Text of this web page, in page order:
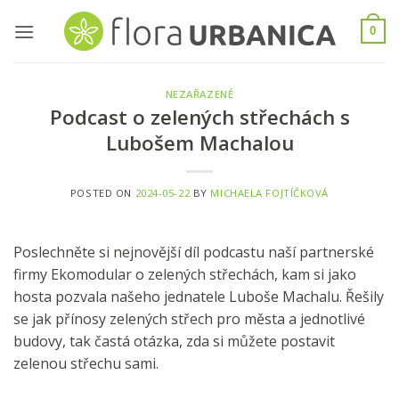
0
NEZAŘAZENÉ
Podcast o zelených střechách s
Lubošem Machalou
POSTED ON 2024-05-22 BY MICHAELA FOJTÍČKOVÁ
Poslechněte si nejnovější díl podcastu naší partnerské
firmy Ekomodular o zelených střechách, kam si jako
hosta pozvala našeho jednatele Luboše Machalu. Řešily
se jak přínosy zelených střech pro města a jednotlivé
budovy, tak častá otázka, zda si můžete postavit
zelenou střechu sami.